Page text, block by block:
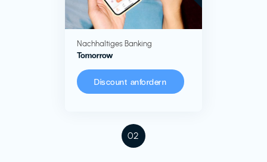
02
Nachhaltiges Banking
Tomorrow
Discount anfordern